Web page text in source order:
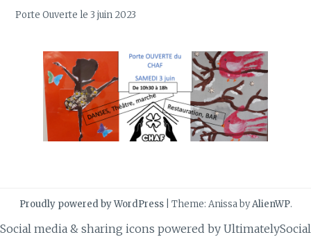
Porte Ouverte le 3 juin 2023
Proudly powered by WordPress Theme: Anissa byAlienWP.
Social media & sharing icons powered by UltimatelySocial